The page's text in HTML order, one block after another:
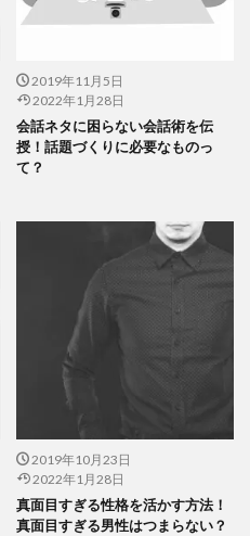
2019年11月5日
2022年1月28日
会話ネタに困らない会話術を伝
授！話題づくりに必要なものっ
て？
2019年10月23日
2022年1月28日
真面目すぎる性格を活かす方法！
真面目すぎる男性はつまらない？